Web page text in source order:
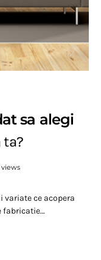
sa alegi
ta?
views
variate ce acopera
fabricatie…